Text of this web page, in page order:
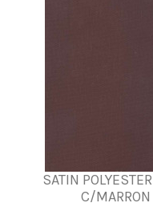
SATIN
C/MARRON